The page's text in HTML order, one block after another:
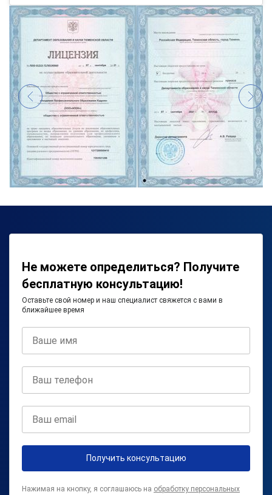
Не можете определиться? Получите
бесплатную консультацию!
Оставьте свой номер и наш специалист свяжется с вами в
ближайшее время
Получить консультацию
Нажимая на кнопку, я соглашаюсь на обработку персональных